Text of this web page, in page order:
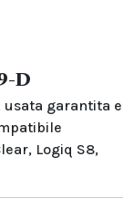
D
usata garantita e
Logiq S8,